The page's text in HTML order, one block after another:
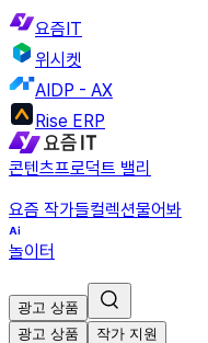
요즘IT
위시켓
AIDP - AX
Rise ERP
콘텐츠프로덕트 밸리
요즘 작가들컬렉션물어봐
놀이터
광고 상품
광고 상품
작가 지원